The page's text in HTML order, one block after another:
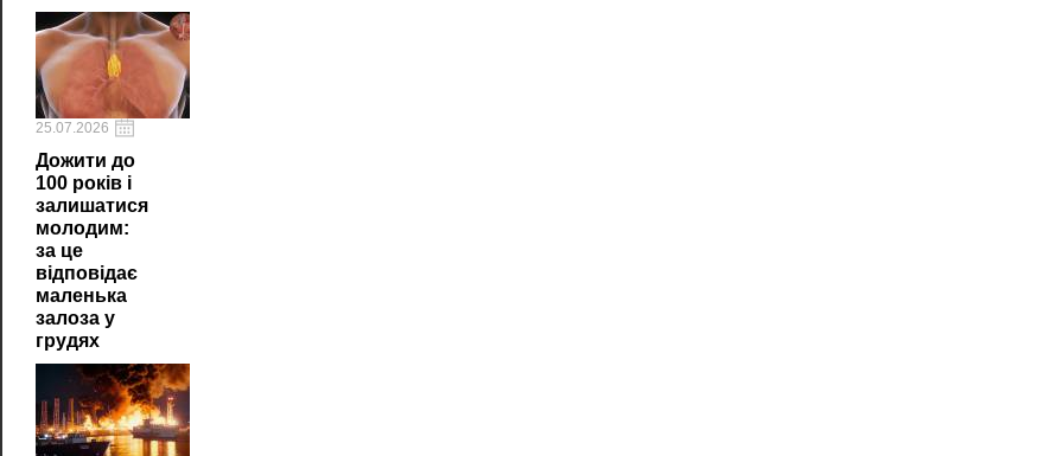
25.07.2026
Дожити до
100 років і
залишатися
молодим:
за це
відповідає
маленька
залоза у
грудях